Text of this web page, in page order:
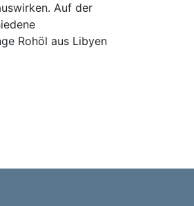
Auf der
Rohöl aus Libyen